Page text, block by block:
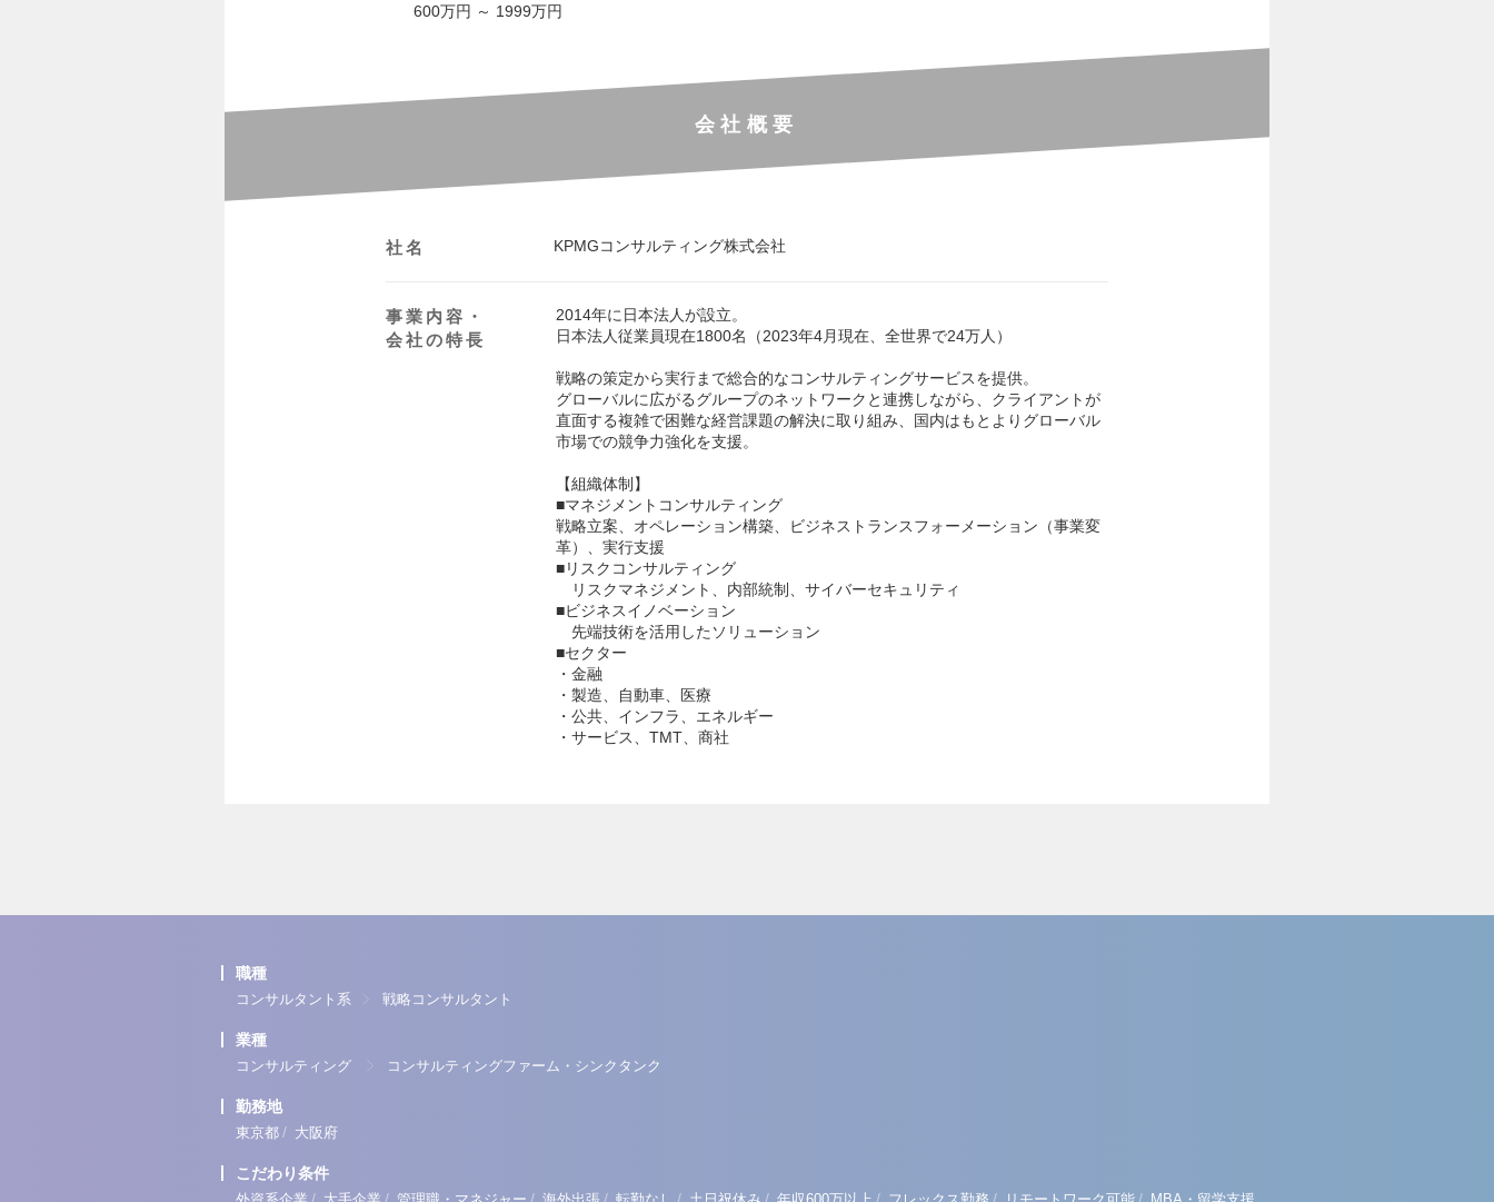
600万円 ～ 1999万円
会社概要
社名 KPMGコンサルティング株式会社
事業内容・
会社の特長
2014年に日本法人が設立。
日本法人従業員現在1800名（2023年4月現在、全世界で24万人）
戦略の策定から実行まで総合的なコンサルティングサービスを提供。
グローバルに広がるグループのネットワークと連携しながら、クライアントが
直面する複雑で困難な経営課題の解決に取り組み、国内はもとよりグローバル
市場での競争力強化を支援。
【組織体制】
■マネジメントコンサルティング
戦略立案、オペレーション構築、ビジネストランスフォーメーション（事業変
革）、実行支援
■リスクコンサルティング
リスクマネジメント、内部統制、サイバーセキュリティ
■ビジネスイノベーション
先端技術を活用したソリューション
■セクター
・金融
・製造、自動車、医療
・公共、インフラ、エネルギー
・サービス、TMT、商社
職種
コンサルタント系 戦略コンサルタント
業種
コンサルティング コンサルティングファーム・シンクタンク
勤務地
東京都 / 大阪府
こだわり条件
/ / / / / / / / /